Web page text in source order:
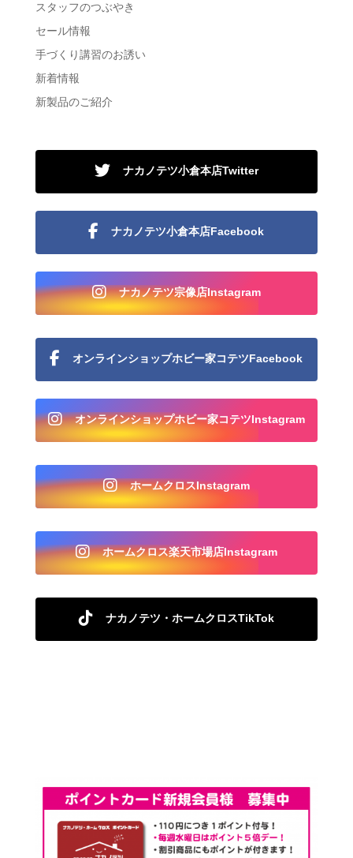
スタッフのつぶやき
セール情報
手づくり講習のお誘い
新着情報
新製品のご紹介
ナカノテツ小倉本店Twitter
ナカノテツ小倉本店Facebook
ナカノテツ宗像店Instagram
オンラインショップホビー家コテツFacebook
オンラインショップホビー家コテツInstagram
ホームクロスInstagram
ホームクロス楽天市場店Instagram
ナカノテツ・ホームクロスTikTok